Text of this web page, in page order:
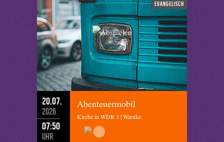
evangelisch
20.07.
2026
07:50
Uhr
Abenteuermobil
Kirche in WDR 3 | Warnke